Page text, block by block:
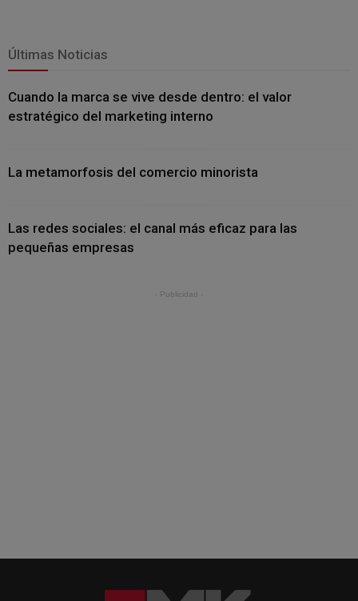
Últimas Noticias
Cuando la marca se vive desde dentro: el valor
estratégico del marketing interno
La metamorfosis del comercio minorista
Las redes sociales: el canal más eficaz para las
pequeñas empresas
- Publicidad -